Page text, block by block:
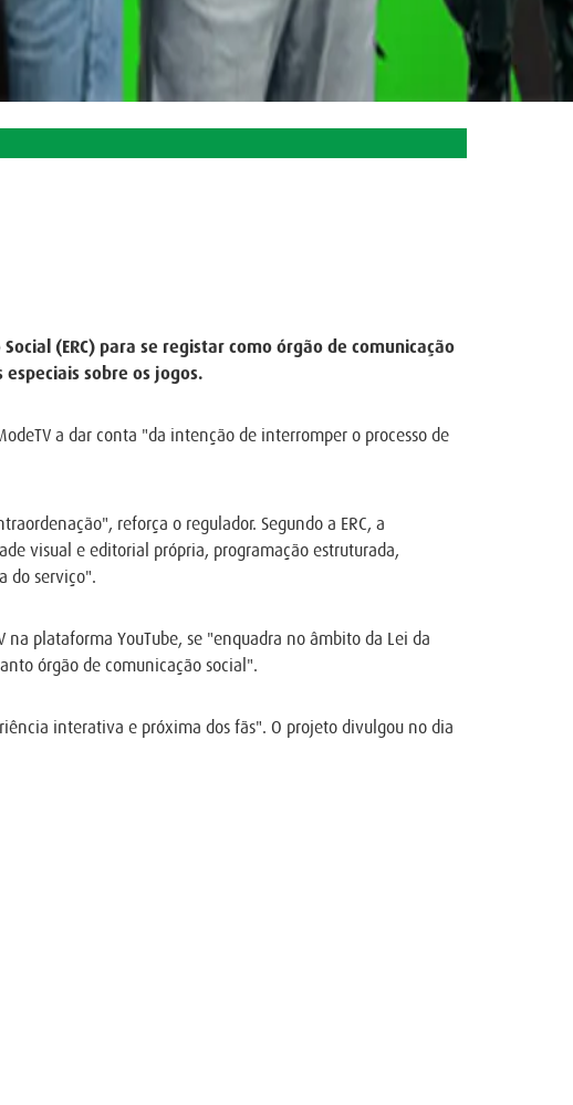
(ERC) para se registar como órgão de comunicação
sobre os jogos.
a dar conta "da intenção de interromper o processo de
reforça o regulador. Segundo a ERC, a
visual e editorial própria, programação estruturada,
do serviço".
plataforma YouTube, se "enquadra no âmbito da Lei da
órgão de comunicação social".
interativa e próxima dos fãs". O projeto divulgou no dia